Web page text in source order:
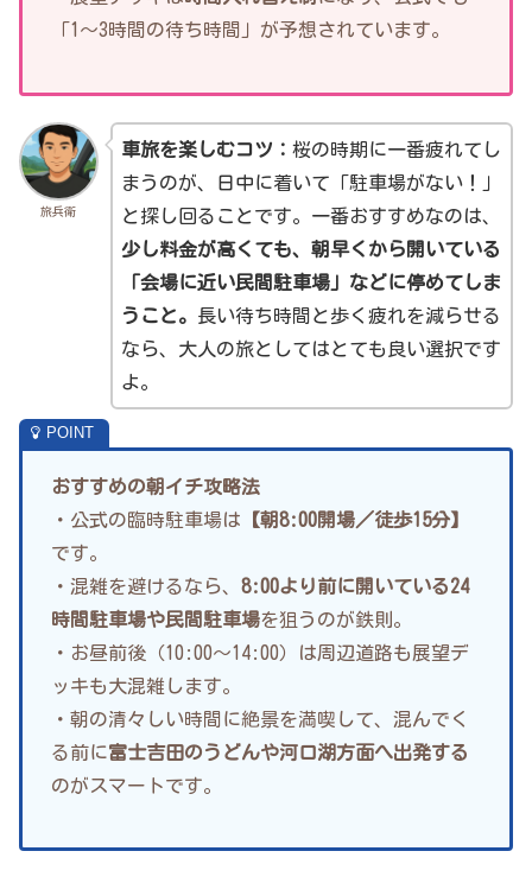
「1〜3時間の待ち時間」が予想されています。
旅兵衛
車旅を楽しむコツ： 桜の時期に一番疲れてし
まうのが、日中に着いて「駐車場がない！」
と探し回ることです。一番おすすめなのは、
少し料金が高くても、朝早くから開いている
「会場に近い民間駐車場」などに停めてしま
うこと。 長い待ち時間と歩く疲れを減らせる
なら、大人の旅としてはとても良い選択です
よ。
おすすめの朝イチ攻略法
・公式の臨時駐車場は 【朝8:00開場／徒歩15分】
です。
・混雑を避けるなら、 8:00より前に開いている24
時間駐車場や民間駐車場を狙うのが鉄則。
・お昼前後（10:00〜14:00）は周辺道路も展望デ
ッキも大混雑します。
・朝の清々しい時間に絶景を満喫して、混んでく
る前に富士吉田のうどんや河口湖方面へ出発する
のがスマートです。